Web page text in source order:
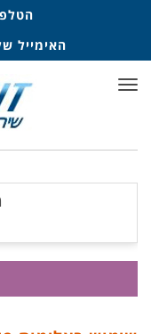
האימייל
תפריט